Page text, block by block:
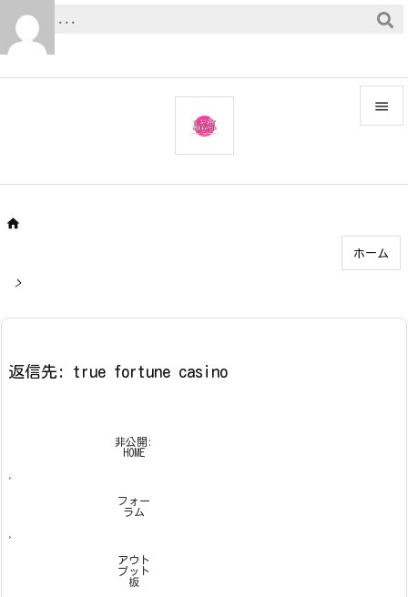



前へ

ホーム
>
返信先: true fortune casino
非公開:
HOME
›
フォー
ラム
›
アウト
プット
板